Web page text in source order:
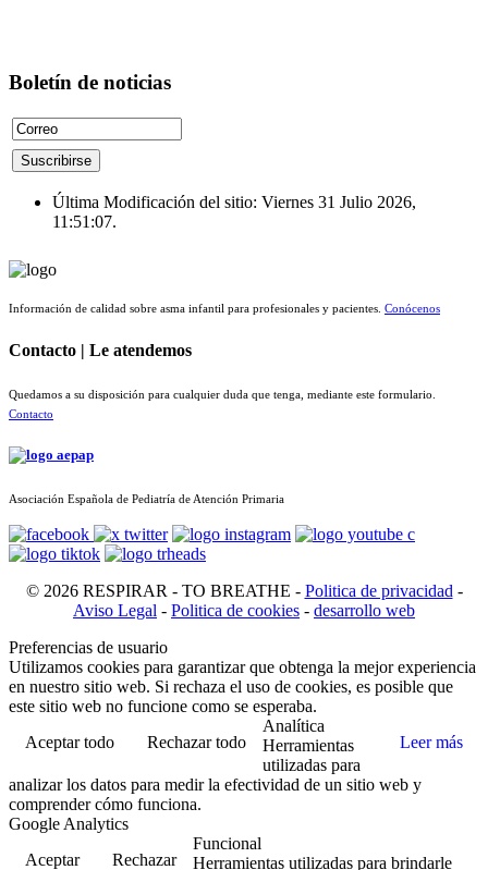
Boletín de noticias
Última Modificación del sitio: Viernes 31 Julio 2026,
11:51:07.
Información de calidad sobre asma infantil para profesionales y pacientes. Conócenos
Contacto | Le atendemos
Quedamos a su disposición para cualquier duda que tenga, mediante este formulario.
Contacto
Asociación Española de Pediatría de Atención Primaria
© 2026 RESPIRAR - TO BREATHE - Politica de privacidad -
Aviso Legal - Politica de cookies - desarrollo web
Preferencias de usuario
Utilizamos cookies para garantizar que obtenga la mejor experiencia
en nuestro sitio web. Si rechaza el uso de cookies, es posible que
este sitio web no funcione como se esperaba.
Aceptar todo
Rechazar todo Leer más
Analítica
Herramientas
utilizadas para
analizar los datos para medir la efectividad de un sitio web y
comprender cómo funciona.
Google Analytics
Aceptar
Rechazar
Funcional
Herramientas utilizadas para brindarle